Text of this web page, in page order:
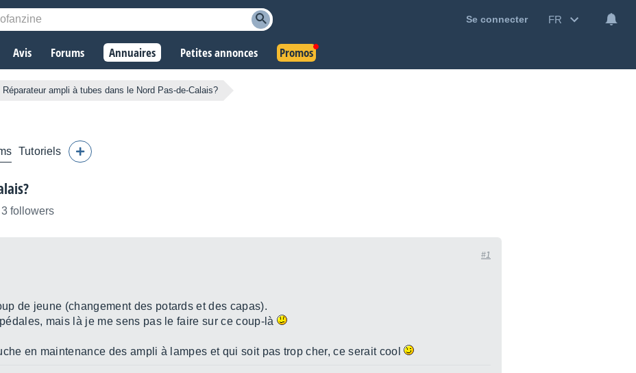
Se connecter FR
Avis Forums Annuaires Petites annonces Promos
Réparateur ampli à tubes dans le Nord Pas-de-Calais?
Tutoriels
3 followers
#1
de jeune (changement des potards et des capas).
mais là je me sens pas le faire sur ce coup-là
en maintenance des ampli à lampes et qui soit pas trop cher, ce serait cool